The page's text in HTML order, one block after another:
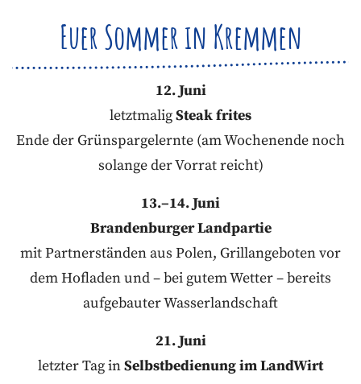
Euer Sommer in Kremmen
12. Juni
letztmaligSteak frites
Ende der Grünspargelernte (am Wochenende noch
solange der Vorrat reicht)
13.–14. Juni
Brandenburger Landpartie
mit Partnerständen aus Polen, Grillangeboten vor
dem Hofladen und – bei gutem Wetter – bereits
aufgebauter Wasserlandschaft
21. Juni
letzter Tag inSelbstbedienung im LandWirt